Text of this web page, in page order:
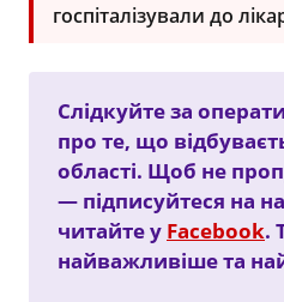
госпіталізували до
Слідкуйте за
про те, що
області. Щоб не
— підписуйтеся на
читайте у Facebook.
найважливіше та